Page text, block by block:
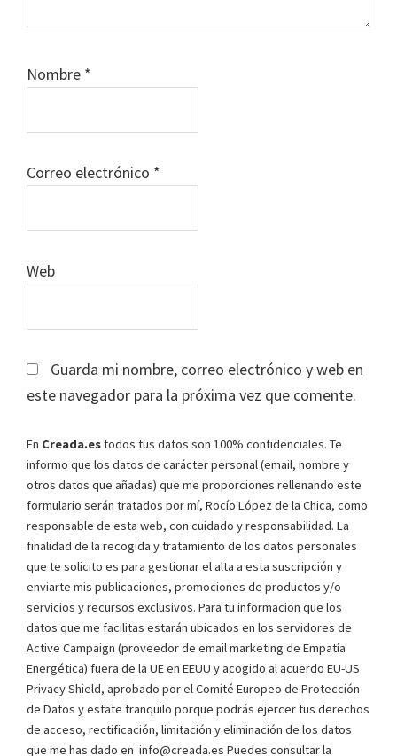
Nombre *
Correo electrónico *
Web
Guarda mi nombre, correo electrónico y web en
este navegador para la próxima vez que comente.
En Creada.estodos tus datos son 100% confidenciales. Te
informo que los datos de carácter personal (email, nombre y
otros datos que añadas) que me proporciones rellenando este
formulario serán tratados por mí, Rocío López de la Chica, como
responsable de esta web, con cuidado y responsabilidad. La
finalidad de la recogida y tratamiento de los datos personales
que te solicito es para gestionar el alta a esta suscripción y
enviarte mis publicaciones, promociones de productos y/o
servicios y recursos exclusivos. Para tu informacion que los
datos que me facilitas estarán ubicados en los servidores de
Active Campaign (proveedor de email marketing de Empatía
Energética) fuera de la UE en EEUU y acogido al acuerdo EU-US
Privacy Shield, aprobado por el Comité Europeo de Protección
de Datos y estate tranquilo porque podrás ejercer tus derechos
de acceso, rectificación, limitación y eliminación de los datos
que me has dado en info@creada.es Puedes consultar la